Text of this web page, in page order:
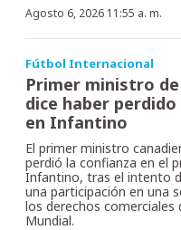
Agosto 6, 2026 11:55 a. m.
Fútbol Internacional
Primer ministro de
dice haber
en Infantino
El primer ministro
perdió la confianza en el
Infantino, tras el intento
una participación en una
los derechos
Mundial.